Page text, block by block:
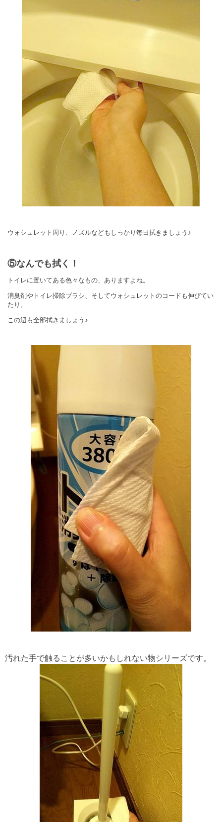
ウォシュレット周り、ノズルなどもしっかり毎日拭きましょう♪
⑤なんでも拭く！
トイレに置いてある色々なもの、ありますよね。
消臭剤やトイレ掃除ブラシ、そしてウォシュレットのコードも伸びてい
たり。
この辺も全部拭きましょう♪
汚れた手で触ることが多いかもしれない物シリーズです。